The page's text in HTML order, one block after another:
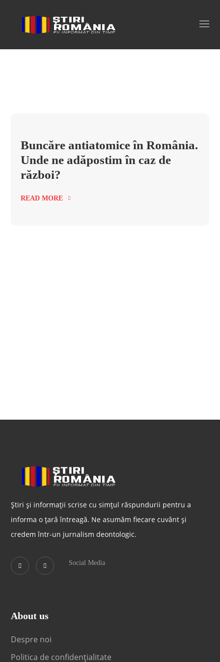
buncar antiatomic romania Tag
Buncăre antiatomice în România.
Unde ne adăpostim în caz de
război?
READ MORE
Știri și informații scrise cu simțul răspundurii pentru a
informa o țară întreagă. Ne asumăm fiecare cuvânt și
credem într-un jurnalism deontologic.
Social Media
About us
Despre noi
Politica de confidențialitate